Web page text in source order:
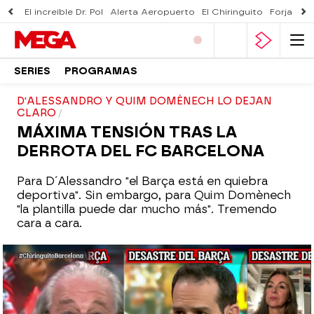
El increíble Dr. Pol Alerta Aeropuerto El Chiringuito Forjado
SERIES PROGRAMAS
D'ALESSANDRO Y QUIM DOMÈNECH LO DEJAN
CLARO
MÁXIMA TENSIÓN TRAS LA
DERROTA DEL FC BARCELONA
Para D´Alessandro "el Barça está en quiebra
deportiva". Sin embargo, para Quim Domènech
"la plantilla puede dar mucho más". Tremendo
cara a cara.